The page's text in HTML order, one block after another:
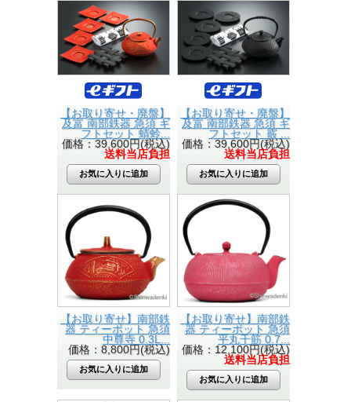
【お取り寄せ・廃盤】
及富 南部鉄器 急須 ギ
フトセット 蜻蛉...
価格：39,600円(税込)
送料当店負担
【お取り寄せ・廃盤】
及富 南部鉄器 急須 ギ
フトセット 霰 ...
価格：39,600円(税込)
送料当店負担
【お取り寄せ】南部鉄
器 ティーポット 急須
中尊寺 0.3L...
価格：8,800円(税込)
【お取り寄せ】南部鉄
器 ティーポット 急須
平丸千筋 0.7...
価格：12,100円(税込)
送料当店負担